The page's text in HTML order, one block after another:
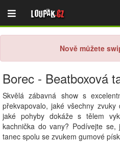
Loupak.cz
Nově můžete
Borec - Beatboxová
Skvělá zábavná show s
překvapovalo, jaké všechny
jaké pohyby dokáže s tělem
kachnička do vany? Podívejte
tanec spolu se zvukem gumové